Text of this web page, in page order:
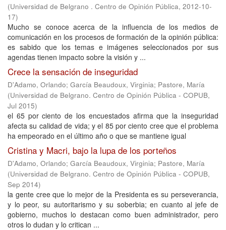
(Universidad de Belgrano . Centro de Opinión Pública, 2012-10-
17)
Mucho se conoce acerca de la influencia de los medios de
comunicación en los procesos de formación de la opinión pública:
es sabido que los temas e imágenes seleccionados por sus
agendas tienen impacto sobre la visión y ...
Crece la sensación de inseguridad
D'Adamo, Orlando; García Beaudoux, Virginia; Pastore, María
(Universidad de Belgrano. Centro de Opinión Pública - COPUB,
Jul 2015)
el 65 por ciento de los encuestados afirma que la inseguridad
afecta su calidad de vida; y el 85 por ciento cree que el problema
ha empeorado en el último año o que se mantiene igual
Cristina y Macri, bajo la lupa de los porteños
D'Adamo, Orlando; García Beaudoux, Virginia; Pastore, María
(Universidad de Belgrano. Centro de Opinión Pública - COPUB,
Sep 2014)
la gente cree que lo mejor de la Presidenta es su perseverancia,
y lo peor, su autoritarismo y su soberbia; en cuanto al jefe de
gobierno, muchos lo destacan como buen administrador, pero
otros lo dudan y lo critican ...